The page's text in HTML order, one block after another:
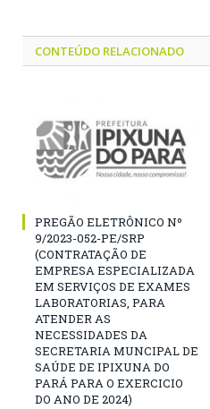
CONTEÚDO RELACIONADO
PREGÃO ELETRÔNICO Nº
9/2023-052-PE/SRP
(CONTRATAÇÃO DE
EMPRESA ESPECIALIZADA
EM SERVIÇOS DE EXAMES
LABORATORIAS, PARA
ATENDER AS
NECESSIDADES DA
SECRETARIA MUNCIPAL DE
SAÚDE DE IPIXUNA DO
PARÁ PARA O EXERCICIO
DO ANO DE 2024)